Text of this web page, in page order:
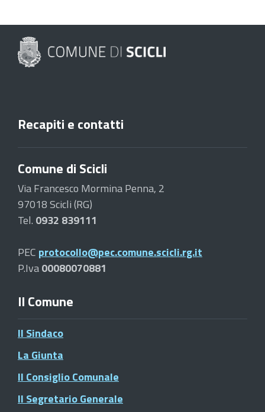
Recapiti e contatti
Comune di Scicli
Via Francesco Mormina Penna, 2
97018 Scicli (RG)
Tel. 0932 839111
PEC protocollo@pec.comune.scicli.rg.it
P.Iva00080070881
Il Comune
Il Sindaco
La Giunta
Il Consiglio Comunale
Il Segretario Generale